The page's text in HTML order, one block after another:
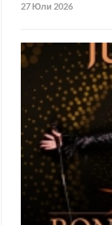
27 Юли 2026